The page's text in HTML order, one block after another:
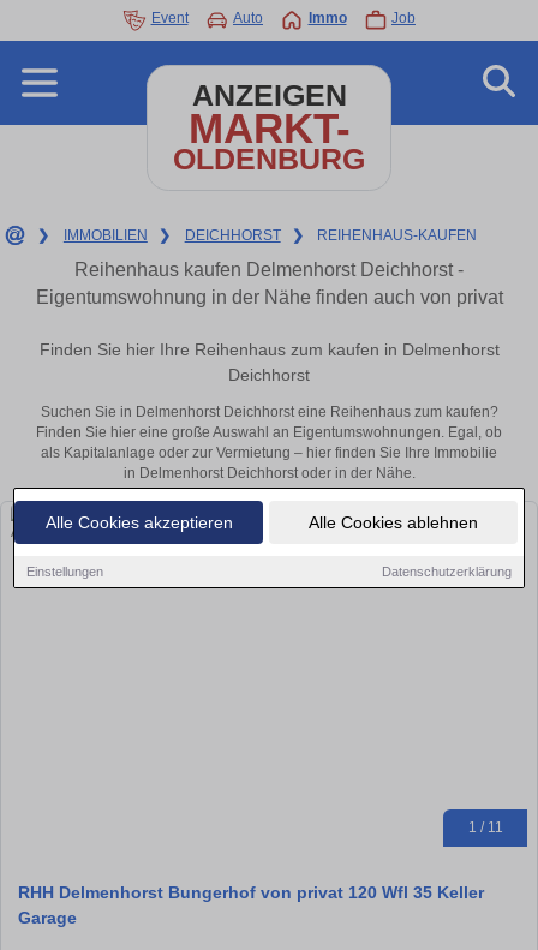
Alle Cookies akzeptieren Alle Cookies ablehnen
Einstellungen Datenschutzerklärung
Event Auto Immo Job
ANZEIGEN
MARKT-
OLDENBURG
❯ IMMOBILIEN ❯ DEICHHORST ❯ REIHENHAUS-KAUFEN
Reihenhaus kaufen Delmenhorst Deichhorst -
Eigentumswohnung in der Nähe finden auch von privat
Finden Sie hier Ihre Reihenhaus zum kaufen in Delmenhorst
Deichhorst
Suchen Sie in Delmenhorst Deichhorst eine Reihenhaus zum kaufen?
Finden Sie hier eine große Auswahl an Eigentumswohnungen. Egal, ob
als Kapitalanlage oder zur Vermietung – hier finden Sie Ihre Immobilie
in Delmenhorst Deichhorst oder in der Nähe.
1 / 11
RHH Delmenhorst Bungerhof von privat 120 Wfl 35 Keller
Garage